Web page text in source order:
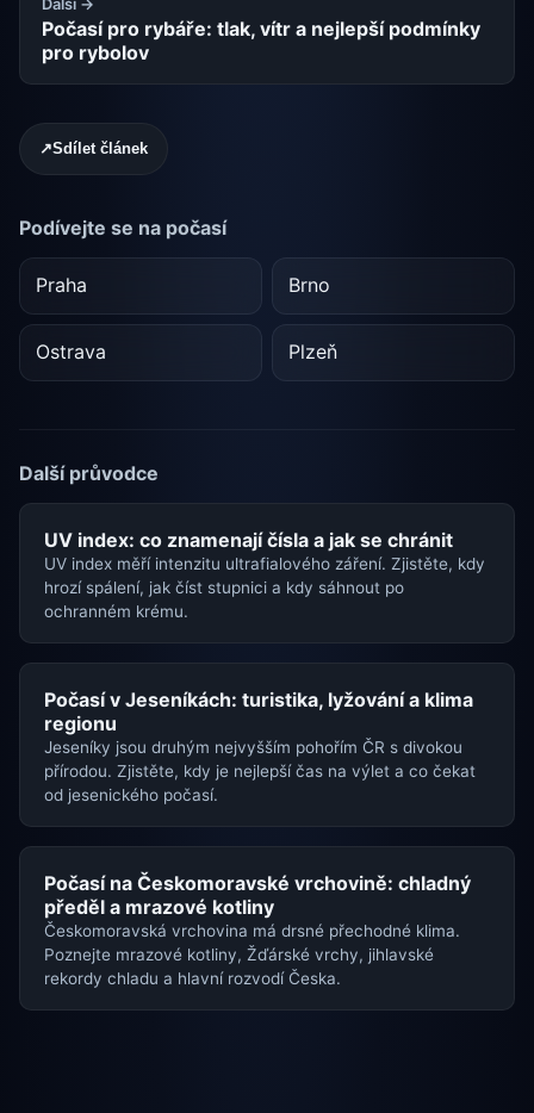
Další →
Počasí pro rybáře: tlak, vítr a nejlepší podmínky
pro rybolov
↗Sdílet článek
Podívejte se na počasí
Praha Brno
Ostrava Plzeň
Další průvodce
UV index: co znamenají čísla a jak se chránit
UV index měří intenzitu ultrafialového záření. Zjistěte, kdy
hrozí spálení, jak číst stupnici a kdy sáhnout po
ochranném krému.
Počasí v Jeseníkách: turistika, lyžování a klima
regionu
Jeseníky jsou druhým nejvyšším pohořím ČR s divokou
přírodou. Zjistěte, kdy je nejlepší čas na výlet a co čekat
od jesenického počasí.
Počasí na Českomoravské vrchovině: chladný
předěl a mrazové kotliny
Českomoravská vrchovina má drsné přechodné klima.
Poznejte mrazové kotliny, Žďárské vrchy, jihlavské
rekordy chladu a hlavní rozvodí Česka.